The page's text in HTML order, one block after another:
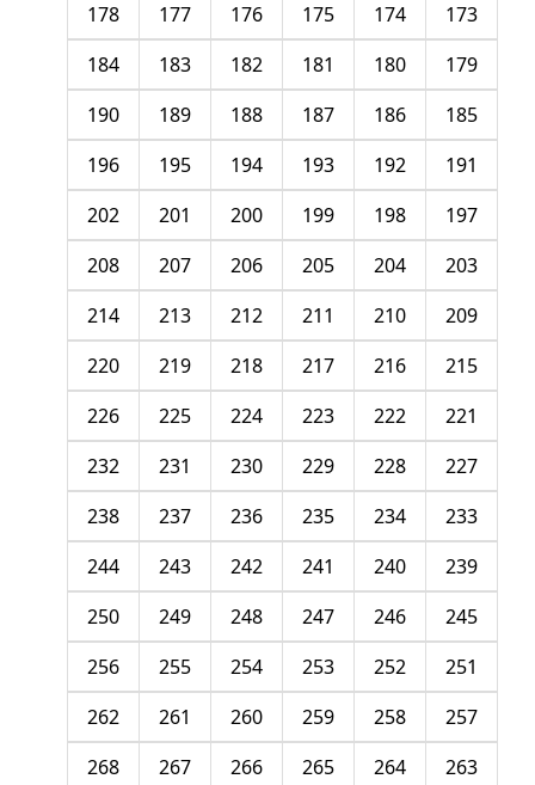
173
174
175
176
177
178
179
180
181
182
183
184
185
186
187
188
189
190
191
192
193
194
195
196
197
198
199
200
201
202
203
204
205
206
207
208
209
210
211
212
213
214
215
216
217
218
219
220
221
222
223
224
225
226
227
228
229
230
231
232
233
234
235
236
237
238
239
240
241
242
243
244
245
246
247
248
249
250
251
252
253
254
255
256
257
258
259
260
261
262
263
264
265
266
267
268